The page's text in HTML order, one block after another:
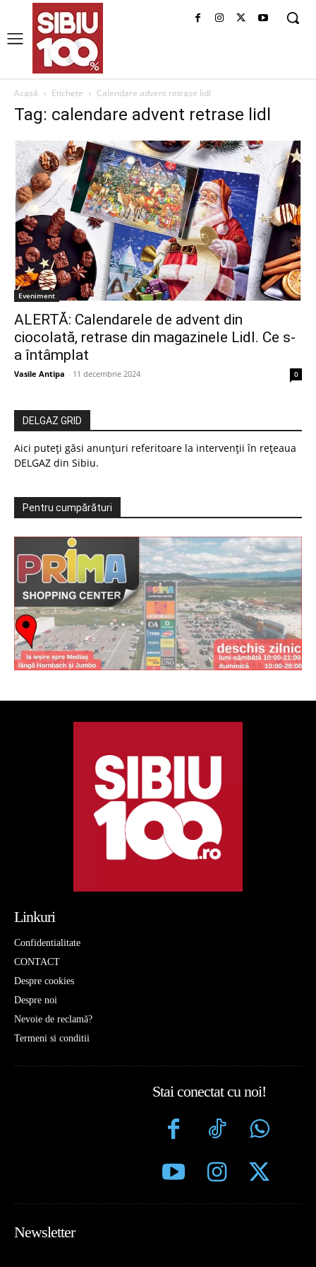
Acasă Etichete Calendare advent retrase lidl
Tag: calendare advent retrase lidl
Eveniment
ALERTĂ: Calendarele de advent din
ciocolată, retrase din magazinele Lidl. Ce s-
a întâmplat
Vasile Antipa - 11 decembrie 2024 0
DELGAZ GRID
Aici puteți găsi anunțuri referitoare la intervenții în rețeaua
DELGAZ din Sibiu.
Pentru cumpărături
Linkuri
Confidentialitate
CONTACT
Despre cookies
Despre noi
Nevoie de reclamă?
Termeni si conditii
Stai conectat cu noi!
Newsletter